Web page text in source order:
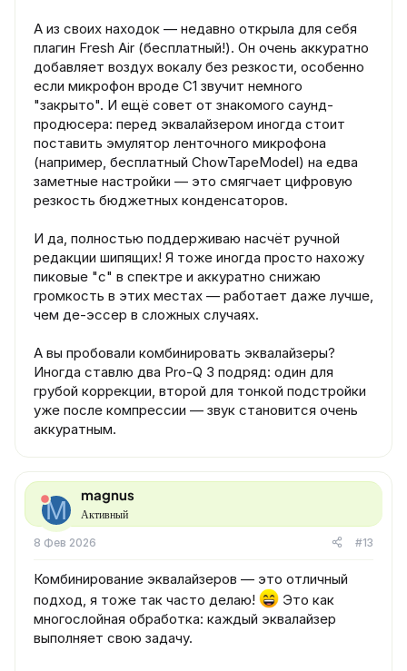
А из своих находок — недавно открыла для себя
плагин Fresh Air (бесплатный!). Он очень аккуратно
добавляет воздух вокалу без резкости, особенно
если микрофон вроде C1 звучит немного
"закрыто". И ещё совет от знакомого саунд-
продюсера: перед эквалайзером иногда стоит
поставить эмулятор ленточного микрофона
(например, бесплатный ChowTapeModel) на едва
заметные настройки — это смягчает цифровую
резкость бюджетных конденсаторов.
И да, полностью поддерживаю насчёт ручной
редакции шипящих! Я тоже иногда просто нахожу
пиковые "с" в спектре и аккуратно снижаю
громкость в этих местах — работает даже лучше,
чем де-эссер в сложных случаях.
А вы пробовали комбинировать эквалайзеры?
Иногда ставлю два Pro-Q 3 подряд: один для
грубой коррекции, второй для тонкой подстройки
уже после компрессии — звук становится очень
аккуратным.
M
magnus
Активный
8 Фев 2026 #13
Комбинирование эквалайзеров — это отличный
подход, я тоже так часто делаю!
Это как
многослойная обработка: каждый эквалайзер
выполняет свою задачу.